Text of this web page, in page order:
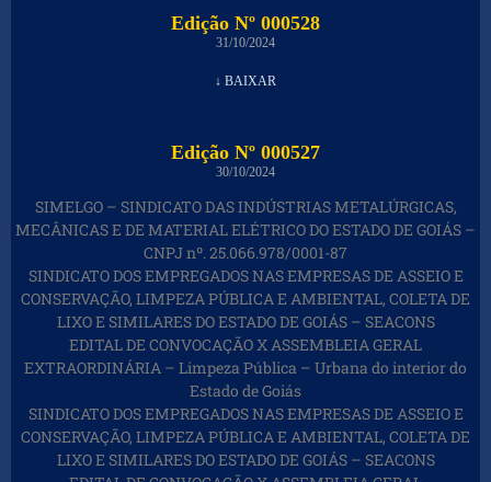
Edição Nº 000528
31/10/2024
↓ BAIXAR
Edição Nº 000527
30/10/2024
SIMELGO – SINDICATO DAS INDÚSTRIAS METALÚRGICAS,
MECÂNICAS E DE MATERIAL ELÉTRICO DO ESTADO DE GOIÁS –
CNPJ nº. 25.066.978/0001-87
SINDICATO DOS EMPREGADOS NAS EMPRESAS DE ASSEIO E
CONSERVAÇÃO, LIMPEZA PÚBLICA E AMBIENTAL, COLETA DE
LIXO E SIMILARES DO ESTADO DE GOIÁS – SEACONS
EDITAL DE CONVOCAÇÃO X ASSEMBLEIA GERAL
EXTRAORDINÁRIA – Limpeza Pública – Urbana do interior do
Estado de Goiás
SINDICATO DOS EMPREGADOS NAS EMPRESAS DE ASSEIO E
CONSERVAÇÃO, LIMPEZA PÚBLICA E AMBIENTAL, COLETA DE
LIXO E SIMILARES DO ESTADO DE GOIÁS – SEACONS